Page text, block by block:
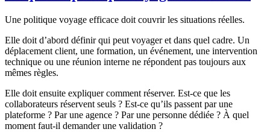
Une politique voyage efficace doit couvrir les situations réelles.
Elle doit d’abord définir qui peut voyager et dans quel cadre. Un
déplacement client, une formation, un événement, une intervention
technique ou une réunion interne ne répondent pas toujours aux
mêmes règles.
Elle doit ensuite expliquer comment réserver. Est-ce que les
collaborateurs réservent seuls ? Est-ce qu’ils passent par une
plateforme ? Par une agence ? Par une personne dédiée ? À quel
moment faut-il demander une validation ?